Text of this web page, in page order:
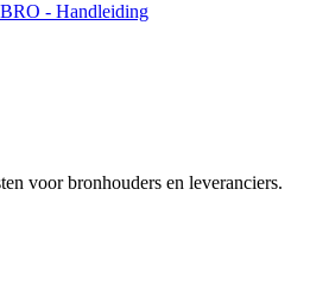
- Handleiding
voor bronhouders en leveranciers.